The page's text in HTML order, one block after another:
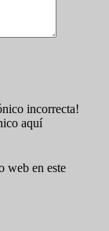
incorrecta!
aquí
web en este